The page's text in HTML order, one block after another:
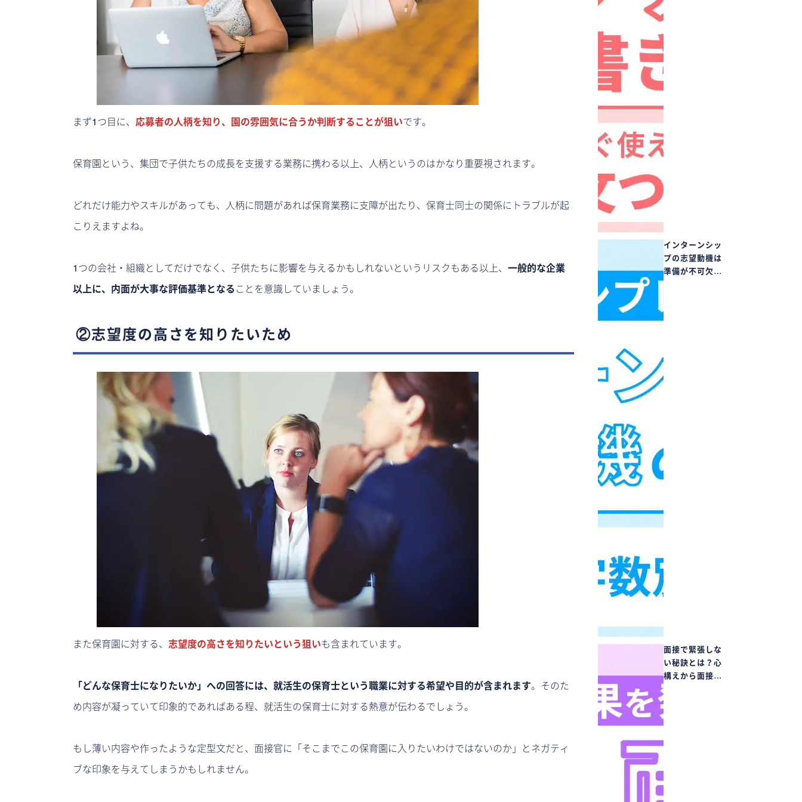
まず1つ目に、 応募者の人柄を知り、園の雰囲気に合うか判断することが狙いです。
保育園という、集団で子供たちの成長を支援する業務に携わる以上、人柄というのはかなり重要視されます。
どれだけ能力やスキルがあっても、人柄に問題があれば保育業務に支障が出たり、保育士同士の関係にトラブルが起
こりえますよね。
1つの会社・組織としてだけでなく、子供たちに影響を与えるかもしれないというリスクもある以上、 一般的な企業
以上に、内面が大事な評価基準となる ことを意識していましょう。
②志望度の高さを知りたいため
また保育園に対する、 志望度の高さを知りたいという狙いも含まれています。
「どんな保育士になりたいか」への回答には、就活生の保育士という職業に対する希望や目的が含まれます。そのた
め内容が凝っていて印象的であればある程、就活生の保育士に対する熱意が伝わるでしょう。
もし薄い内容や作ったような定型文だと、面接官に「そこまでこの保育園に入りたいわけではないのか」とネガティ
ブな印象を与えてしまうかもしれません。
インターンシッ
プの志望動機は
準備が不可欠…
面接で緊張しな
い秘訣とは？心
構えから面接…